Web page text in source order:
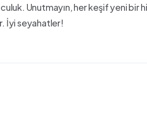
Unutmayın, ⁤her keşif yeni bir
İyi seyahatler!